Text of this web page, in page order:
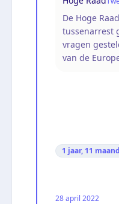
De Hoge
tussenarrest
vragen
van de
1 jaar, 11
28 april 2022